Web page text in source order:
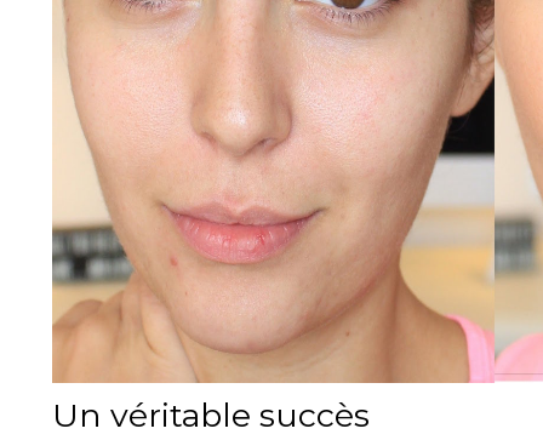
Un véritable succès